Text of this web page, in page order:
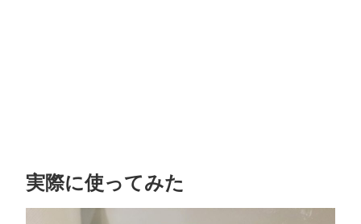
実際に使ってみた